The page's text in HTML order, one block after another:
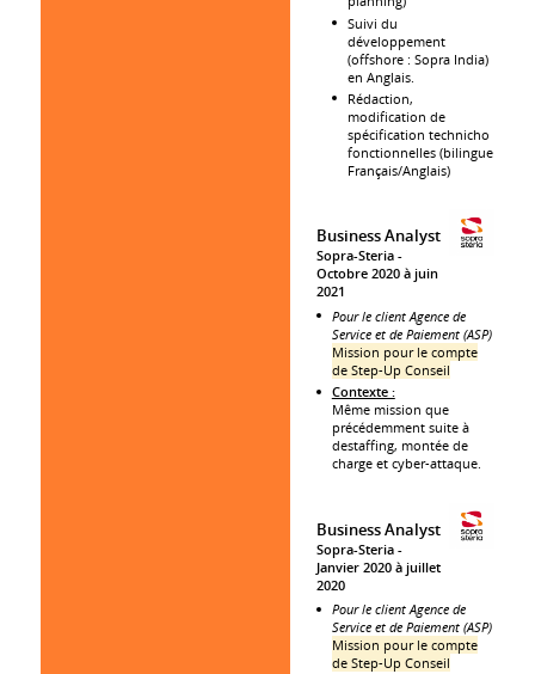
Suivi du
développement
(offshore : Sopra India)
en Anglais.
Rédaction,
modification de
spécification technicho
fonctionnelles (bilingue
Français/Anglais)
Business Analyst
Sopra-Steria
Octobre 2020 à juin
2021
Pour le client Agence de
Service et de Paiement (ASP)
Mission pour le compte
de Step-Up Conseil
Contexte :
Même mission que
précédemment suite à
destaffing, montée de
charge et cyber-attaque.
Business Analyst
Sopra-Steria
Janvier 2020 à juillet
2020
Pour le client Agence de
Service et de Paiement (ASP)
Mission pour le compte
de Step-Up Conseil